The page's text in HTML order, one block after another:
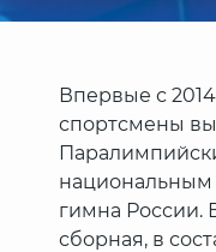
Впервые с
спортсмены
национальным
гимна России.
сборная, в